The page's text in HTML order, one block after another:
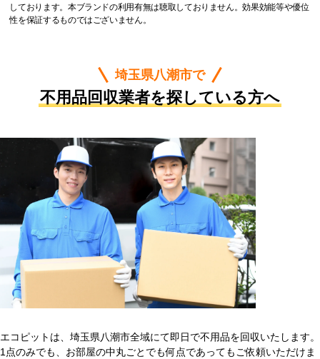
しております。本ブランドの利用有無は聴取しておりません。効果効能等や優位
性を保証するものではございません。
埼玉県八潮市で
不用品回収業者を探している方へ
エコピットは、埼玉県八潮市全域にて即日で不用品を回収いたします。
1点のみでも、お部屋の中丸ごとでも何点であってもご依頼いただけま